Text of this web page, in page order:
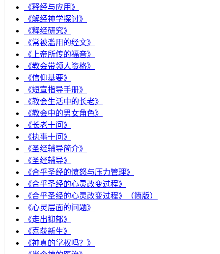
《释经与应用》
《解经神学探讨》
《释经研究》
《常被滥用的经文》
《上帝所传的福音》
《教会带领人资格》
《信仰基要》
《短宣指导手册》
《教会生活中的长老》
《教会中的男女角色》
《长老十问》
《执事十问》
《圣经辅导简介》
《圣经辅导》
​《合乎圣经的愤怒与压力管理》
《合乎圣经的心灵改变过程》
《合乎圣经的心灵改变过程》（简版）
《心灵层面的问题》
《走出抑郁》
《喜获新生》
《神真的掌权吗？》